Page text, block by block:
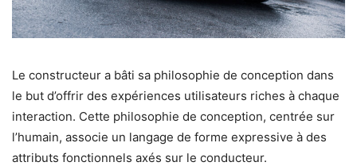
Le constructeur a bâti sa philosophie de conception dans
le but d’offrir des expériences utilisateurs riches à chaque
interaction. Cette philosophie de conception, centrée sur
l’humain, associe un langage de forme expressive à des
attributs fonctionnels axés sur le conducteur.